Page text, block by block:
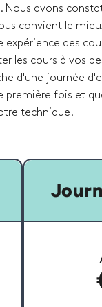
Nous avons
convient le
des
les cours à vos
d'une journée
première fois et
technique.